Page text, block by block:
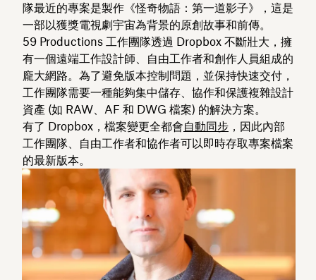
隊最近的專案是製作《怪奇物語：第一道影子》，這是
一部以獲獎電視劇宇宙為背景的原創故事和前傳。
59 Productions 工作團隊透過 Dropbox 不斷壯大，擁
有一個遠端工作設計師、自由工作者和創作人員組成的
龐大網路。為了避免版本控制問題，並保持快速交付，
工作團隊需要一種能夠集中儲存、協作和保護複雜設計
資產 (如 RAW、AF 和 DWG 檔案) 的解決方案。
有了 Dropbox，檔案變更全都會自動同步 ，因此內部
工作團隊、自由工作者和協作者可以即時存取專案檔案
的最新版本。